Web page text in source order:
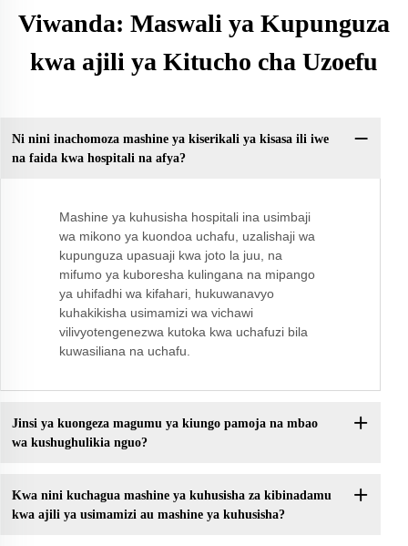
Viwanda: Maswali ya Kupunguza
kwa ajili ya Kitucho cha Uzoefu
Ni nini inachomoza mashine ya kiserikali ya kisasa ili iwe
na faida kwa hospitali na afya?
Mashine ya kuhusisha hospitali ina usimbaji
wa mikono ya kuondoa uchafu, uzalishaji wa
kupunguza upasuaji kwa joto la juu, na
mifumo ya kuboresha kulingana na mipango
ya uhifadhi wa kifahari, hukuwanavyo
kuhakikisha usimamizi wa vichawi
vilivyotengenezwa kutoka kwa uchafuzi bila
kuwasiliana na uchafu.
Jinsi ya kuongeza magumu ya kiungo pamoja na mbao
wa kushughulikia nguo?
Kwa nini kuchagua mashine ya kuhusisha za kibinadamu
kwa ajili ya usimamizi au mashine ya kuhusisha?